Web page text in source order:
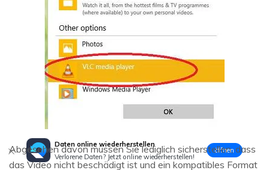
Abgesehen davon müssen Sie lediglich sicherstellen, dass
das Video nicht beschädigt ist und ein kompatibles Format
Daten online wiederherstellen
Verlorene Daten? Jetzt online wiederherstellen!
öffnen